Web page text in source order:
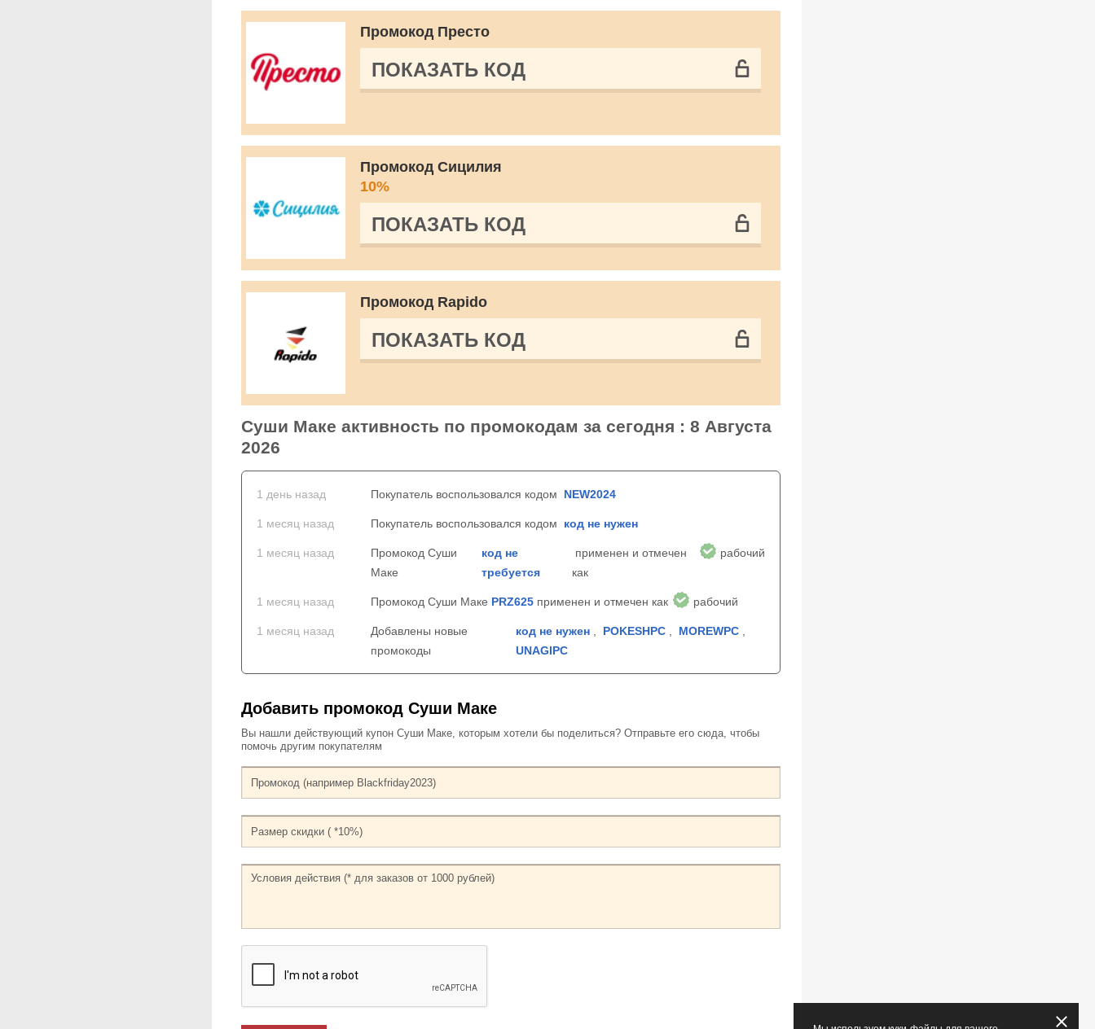
Промокод Престо
ПОКАЗАТЬ КОД
Промокод Сицилия
10%
ПОКАЗАТЬ КОД
Промокод Rapido
ПОКАЗАТЬ КОД
Суши Маке активность по промокодам за сегодня : 8 Августа
2026
1 день назад Покупатель воспользовался кодом NEW2024
1 месяц назад Покупатель воспользовался кодом код не нужен
1 месяц назад
Промокод Суши
Маке
код не
требуется
применен и отмечен
как
рабочий
1 месяц назад Промокод Суши Маке PRZ625 применен и отмечен как рабочий
1 месяц назад
Добавлены новые
промокоды
код не нужен, POKESHPC, MOREWPC,
UNAGIPC
Добавить промокод Суши Маке
Вы нашли действующий купон Суши Маке, которым хотели бы поделиться? Отправьте его сюда, чтобы
помочь другим покупателям